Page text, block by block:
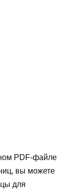
PDF-файле
вы можете
для